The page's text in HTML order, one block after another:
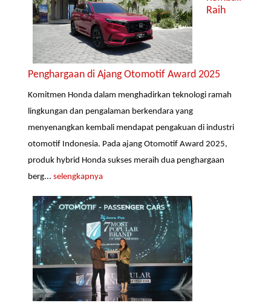
Raih
Penghargaan di Ajang Otomotif Award 2025
Komitmen Honda dalam menghadirkan teknologi ramah
lingkungan dan pengalaman berkendara yang
menyenangkan kembali mendapat pengakuan di industri
otomotif Indonesia. Pada ajang Otomotif Award 2025,
produk hybrid Honda sukses meraih dua penghargaan
berg...selengkapnya